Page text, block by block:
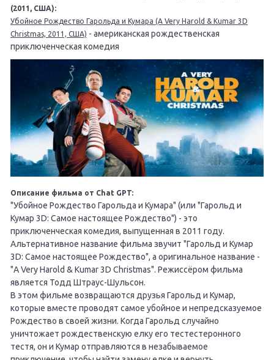
(2011, США):
Убойное Рождество Гарольда и Кумара (A Very Harold & Kumar 3D
Christmas, 2011, США) - американская рождественская
приключенческая комедия
Описание фильма от Chat GPT:
"Убойное Рождество Гарольда и Кумара" (или "Гарольд и
Кумар 3D: Самое настоящее Рождество") - это
приключенческая комедия, выпущенная в 2011 году.
Альтернативное название фильма звучит "Гарольд и Кумар
3D: Самое настоящее Рождество", а оригинальное название -
"A Very Harold & Kumar 3D Christmas". Режиссёром фильма
является Тодд Штраус-Шульсон.
В этом фильме возвращаются друзья Гарольд и Кумар,
которые вместе проводят самое убойное и непредсказуемое
Рождество в своей жизни. Когда Гарольд случайно
уничтожает рождественскую елку его тестестеронного
тестя, он и Кумар отправляются в незабываемое